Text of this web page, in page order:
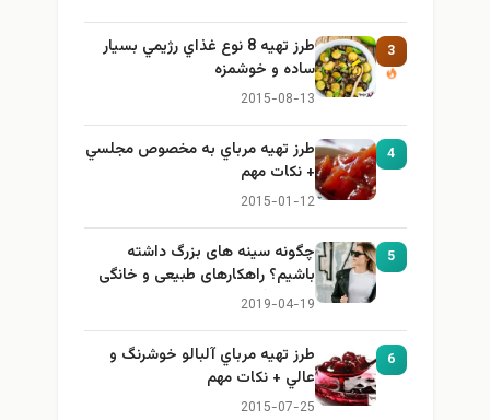
3
طرز تهيه 8 نوع غذاي رژيمي بسيار
ساده و خوشمزه
2015-08-13
4
طرز تهيه مرباي به مخصوص مجلسي
+ نكات مهم
2015-01-12
5
چگونه سینه های بزرگ داشته
باشیم؟ راهکارهای طبیعی و خانگی
برای بزرگ کردن سینه
2019-04-19
6
طرز تهيه مرباي آلبالو خوشرنگ و
عالي + نكات مهم
2015-07-25